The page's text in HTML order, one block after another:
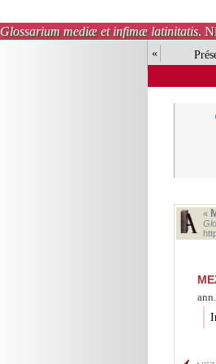
Glossarium mediæ et infimæ latinitatis.
«
«